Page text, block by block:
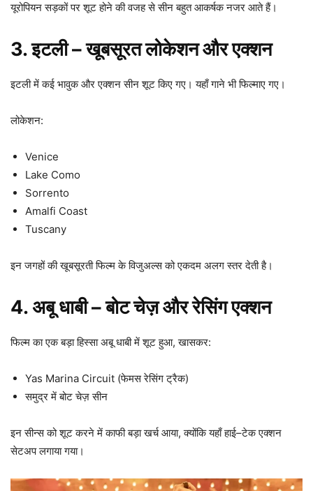
यूरोपियन सड़कों पर शूट होने की वजह से सीन बहुत आकर्षक नजर आते हैं।
3. इटली – खूबसूरत लोकेशन और एक्शन
इटली में कई भावुक और एक्शन सीन शूट किए गए। यहाँ गाने भी फिल्माए गए।
लोकेशन:
Venice
Lake Como
Sorrento
Amalfi Coast
Tuscany
इन जगहों की खूबसूरती फिल्म के विजुअल्स को एकदम अलग स्तर देती है।
4. अबू धाबी – बोट चेज़ और रेसिंग एक्शन
फिल्म का एक बड़ा हिस्सा अबू धाबी में शूट हुआ, खासकर:
Yas Marina Circuit (फेमस रेसिंग ट्रैक)
समुद्र में बोट चेज़ सीन
इन सीन्स को शूट करने में काफी बड़ा खर्च आया, क्योंकि यहाँ हाई–टेक एक्शन
सेटअप लगाया गया।